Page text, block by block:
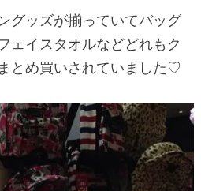
グッズが揃っていてバッグ
ェイスタオルなどどれもク
とめ買いされていました♡